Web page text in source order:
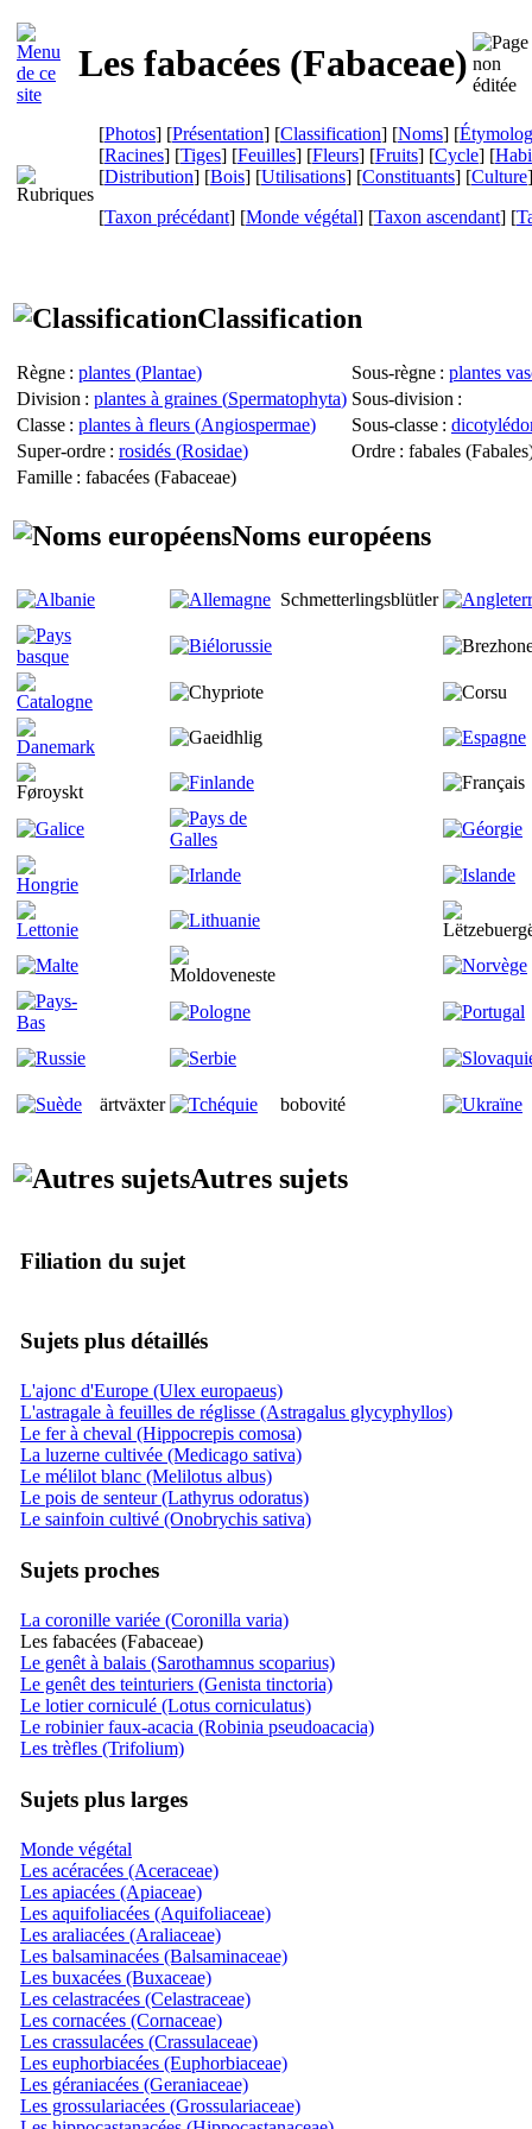
Les fabacées (Fabaceae)
[Photos] [Présentation] [Classification] [Noms] [
[Racines] [Tiges] [Feuilles] [Fleurs] [Fruits] [Cycle] [
[Distribution] [Bois] [Utilisations] [Constituants] [Culture
[Taxon précédant] [Monde végétal] [Taxon ascendant] [
Classification
Règne : plantes (Plantae) Sous-règne : plantes
Division : plantes à graines (Spermatophyta) Sous-division :
Classe : plantes à fleurs (Angiospermae) Sous-classe :
Super-ordre : rosidés (Rosidae) Ordre : fabales (Fabales
Famille : fabacées (Fabaceae)
Noms européens
Schmetterlingsblütler
ärtväxter bobovité
Autres sujets
Filiation du sujet
Sujets plus détaillés
L'ajonc d'Europe (Ulex europaeus)
L'astragale à feuilles de réglisse (Astragalus glycyphyllos)
Le fer à cheval (Hippocrepis comosa)
La luzerne cultivée (Medicago sativa)
Le mélilot blanc (Melilotus albus)
Le pois de senteur (Lathyrus odoratus)
Le sainfoin cultivé (Onobrychis sativa)
Sujets proches
La coronille variée (Coronilla varia)
Les fabacées (Fabaceae)
Le genêt à balais (Sarothamnus scoparius)
Le genêt des teinturiers (Genista tinctoria)
Le lotier corniculé (Lotus corniculatus)
Le robinier faux-acacia (Robinia pseudoacacia)
Les trèfles (Trifolium)
Sujets plus larges
Monde végétal
Les acéracées (Aceraceae)
Les apiacées (Apiaceae)
Les aquifoliacées (Aquifoliaceae)
Les araliacées (Araliaceae)
Les balsaminacées (Balsaminaceae)
Les buxacées (Buxaceae)
Les celastracées (Celastraceae)
Les cornacées (Cornaceae)
Les crassulacées (Crassulaceae)
Les euphorbiacées (Euphorbiaceae)
Les géraniacées (Geraniaceae)
Les grossulariacées (Grossulariaceae)